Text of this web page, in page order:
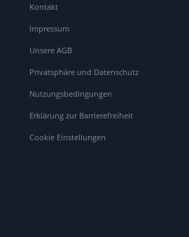
Kontakt
Impressum
Unsere AGB
Privatsphäre und Datenschutz
Nutzungsbedingungen
Erklärung zur Barrierefreiheit
Cookie Einstellungen